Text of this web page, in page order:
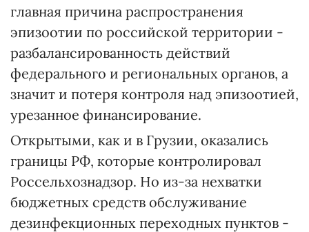
главная причина распространения
эпизоотии по российской территории -
разбалансированность действий
федерального и региональных органов, а
значит и потеря контроля над эпизоотией,
урезанное финансирование.
Открытыми, как и в Грузии, оказались
границы РФ, которые контролировал
Россельхознадзор. Но из-за нехватки
бюджетных средств обслуживание
дезинфекционных переходных пунктов -